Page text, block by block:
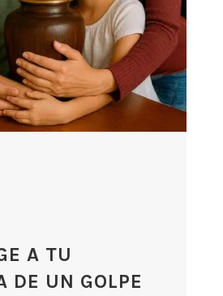
A TU
DE UN GOLPE